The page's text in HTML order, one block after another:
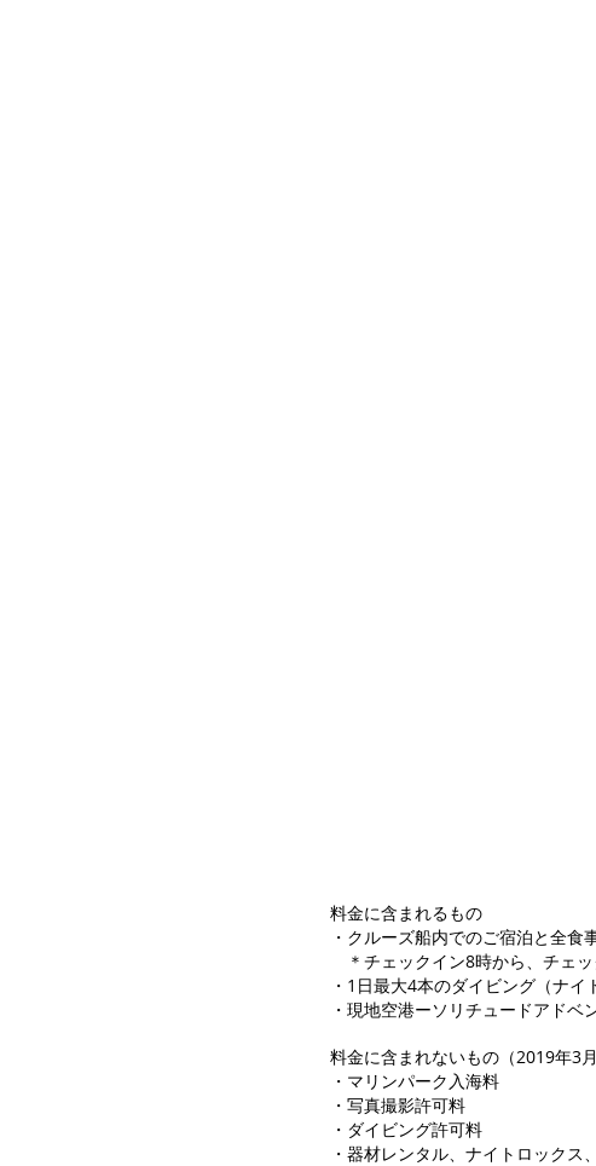
料金に含まれるもの
・クルーズ船内でのご宿泊と全食
＊チェックイン8時から、チェ
・1日最大4本のダイビング（ナイ
・現地空港ーソリチュードアドベ
料金に含まれないもの（2019年3月
・マリンパーク入海料
・写真撮影許可料
・ダイビング許可料
・器材レンタル、ナイトロック